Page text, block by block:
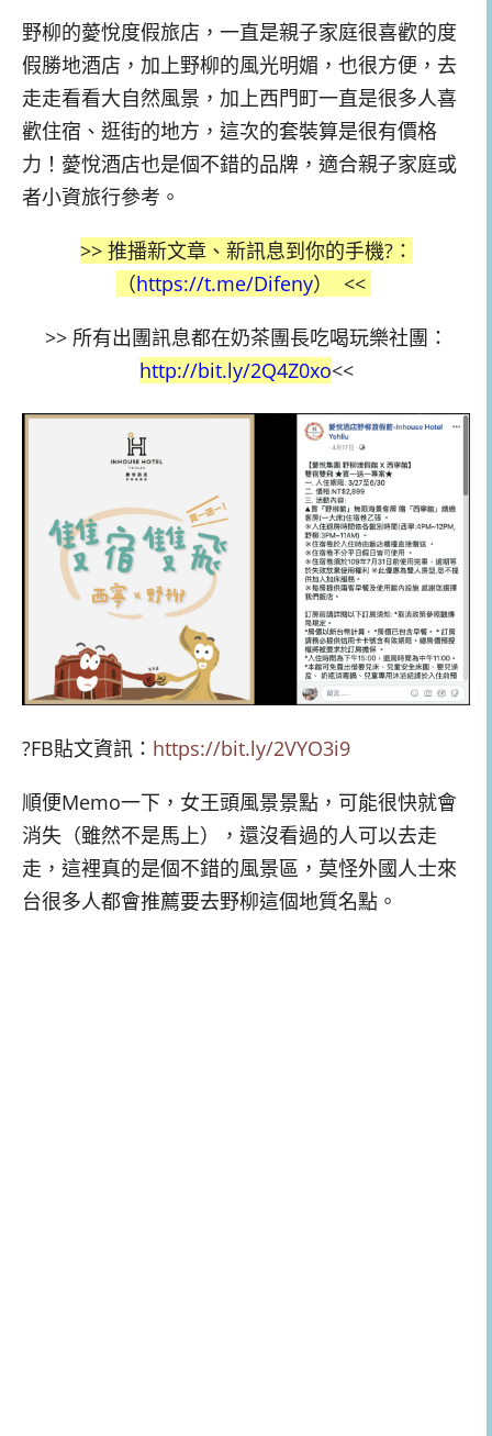
野柳的薆悅度假旅店，一直是親子家庭很喜歡的度
假勝地酒店，加上野柳的風光明媚，也很方便，去
走走看看大自然風景，加上西門町一直是很多人喜
歡住宿、逛街的地方，這次的套裝算是很有價格
力！薆悅酒店也是個不錯的品牌，適合親子家庭或
者小資旅行參考。
>> 推播新文章、新訊息到你的手機?：
（https://t.me/Difeny） <<
>> 所有出團訊息都在奶茶團長吃喝玩樂社團：
http://bit.ly/2Q4Z0xo<<
?FB貼文資訊： https://bit.ly/2VYO3i9
順便Memo一下，女王頭風景景點，可能很快就會
消失（雖然不是馬上），還沒看過的人可以去走
走，這裡真的是個不錯的風景區，莫怪外國人士來
台很多人都會推薦要去野柳這個地質名點。